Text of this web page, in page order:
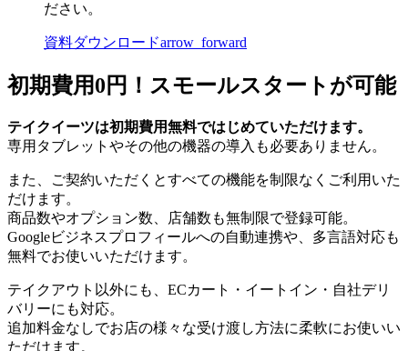
ださい。
資料ダウンロードarrow_forward
初期費用0円！スモールスタートが可能
テイクイーツは初期費用無料ではじめていただけます。
専用タブレットやその他の機器の導入も必要ありません。
また、ご契約いただくとすべての機能を制限なくご利用いた
だけます。
商品数やオプション数、店舗数も無制限で登録可能。
Googleビジネスプロフィールへの自動連携や、多言語対応も
無料でお使いいただけます。
テイクアウト以外にも、ECカート・イートイン・自社デリ
バリーにも対応。
追加料金なしでお店の様々な受け渡し方法に柔軟にお使いい
ただけます。